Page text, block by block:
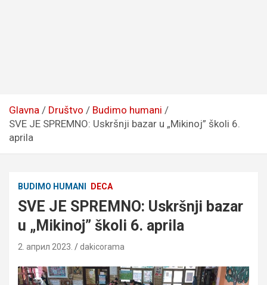
Glavna Društvo
Budimo humani
SVE JE SPREMNO: Uskršnji bazar u „Mikinoj” školi 6.
aprila
BUDIMO HUMANI DECA
SVE JE SPREMNO: Uskršnji bazar
u „Mikinoj” školi 6. aprila
2. април 2023. dakicorama